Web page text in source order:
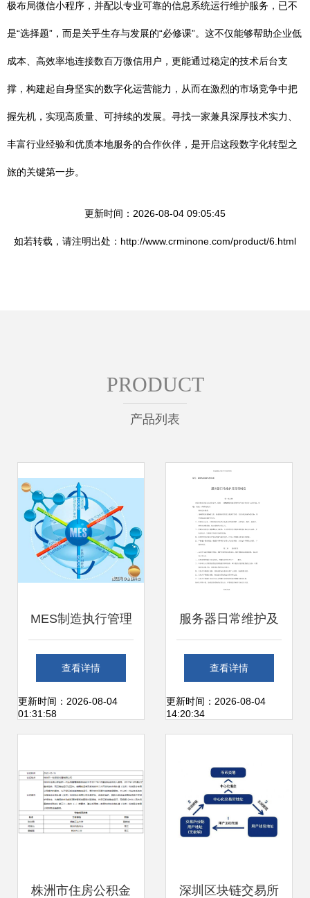
极布局微信小程序，并配以专业可靠的信息系统运行维护服务，已不
是“选择题”，而是关乎生存与发展的“必修课”。这不仅能够帮助企业低
成本、高效率地连接数百万微信用户，更能通过稳定的技术后台支
撑，构建起自身坚实的数字化运营能力，从而在激烈的市场竞争中把
握先机，实现高质量、可持续的发展。寻找一家兼具深厚技术实力、
丰富行业经验和优质本地服务的合作伙伴，是开启这段数字化转型之
旅的关键第一步。
更新时间：2026-08-04 09:05:45
如若转载，请注明出处：http://www.crminone.com/product/6.html
PRODUCT
产品列表
MES制造执行管理
系统如何赋能工厂
提升数字化管理能
服务
查看详情
更新时间：2026-08-04
01:31:58
服务器日常维护及
管理制度 2013年
信息系统运行维护
查看详情
更新时间：2026-08-04
14:20:34
株洲市住房公积金 深圳区块链交易所